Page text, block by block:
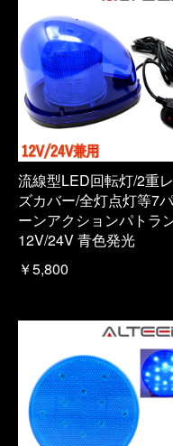
流線型LED回転灯/2重
ズカバー/全灯点灯等7
ーンアクションパトラ
12V/24V 青色発光
￥5,800